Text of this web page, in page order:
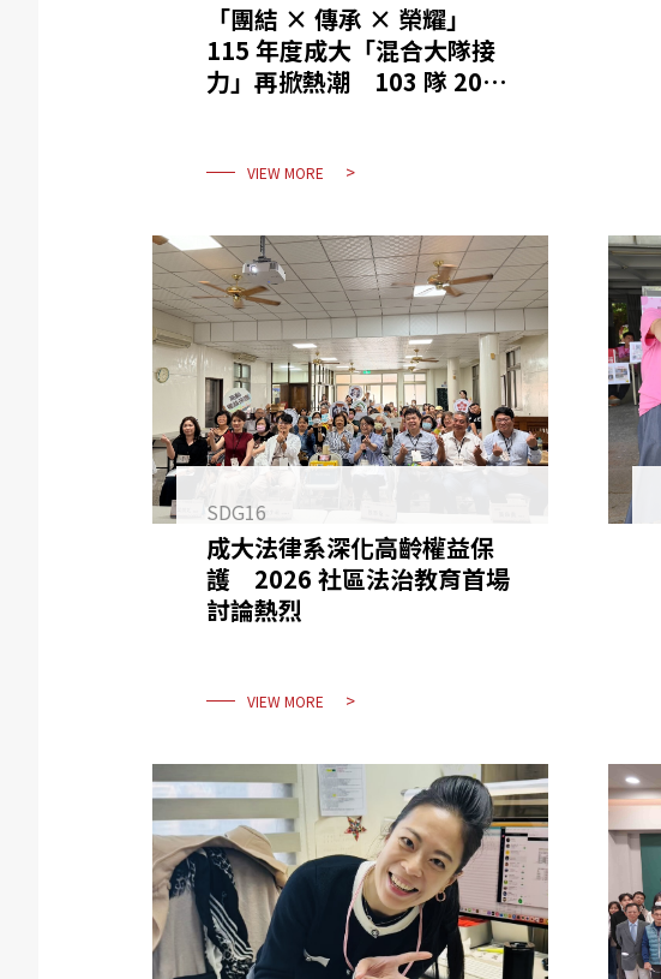
「團結 × 傳承 × 榮耀」
115 年度成大「混合大隊接
力」再掀熱潮 103 隊 2000
VIEW MORE
SDG16
成大法律系深化高齡權益保
護 2026 社區法治教育首場
討論熱烈
VIEW MORE